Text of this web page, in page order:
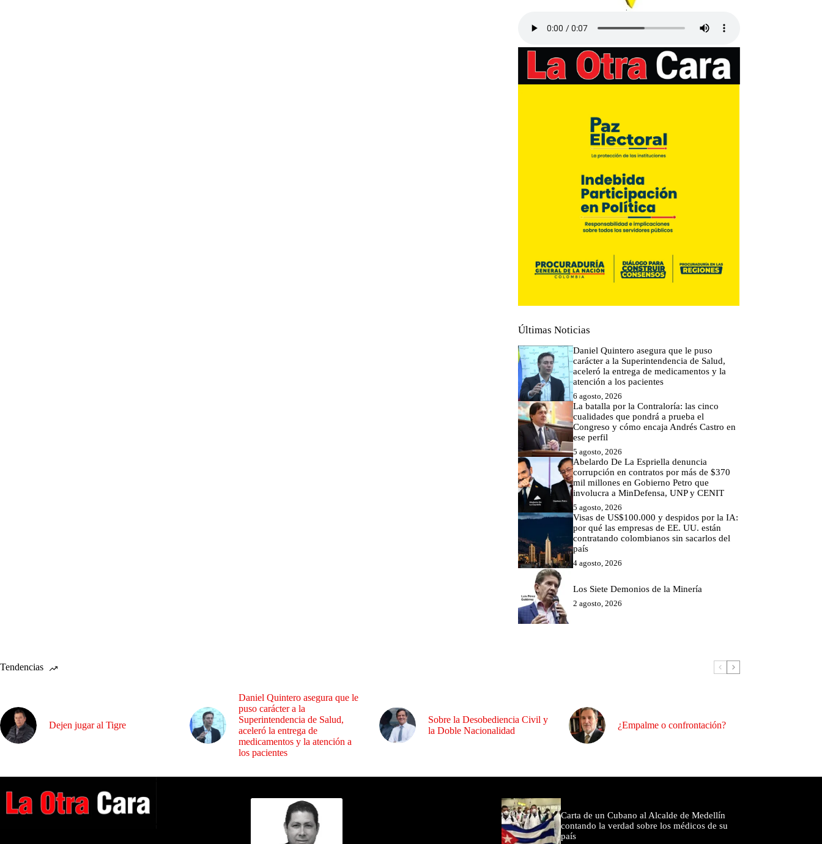
Últimas Noticias
Daniel Quintero asegura que le puso
carácter a la Superintendencia de Salud,
aceleró la entrega de medicamentos y la
atención a los pacientes
6 agosto, 2026
La batalla por la Contraloría: las cinco
cualidades que pondrá a prueba el
Congreso y cómo encaja Andrés Castro en
ese perfil
5 agosto, 2026
Abelardo De La Espriella denuncia
corrupción en contratos por más de $370
mil millones en Gobierno Petro que
involucra a MinDefensa, UNP y CENIT
5 agosto, 2026
Visas de US$100.000 y despidos por la IA:
por qué las empresas de EE. UU. están
contratando colombianos sin sacarlos del
país
4 agosto, 2026
Los Siete Demonios de la Minería
2 agosto, 2026
Tendencias
Dejen jugar al Tigre
Daniel Quintero asegura que le
puso carácter a la
Superintendencia de Salud,
aceleró la entrega de
medicamentos y la atención a
los pacientes
Sobre la Desobediencia Civil y
la Doble Nacionalidad
¿Empalme o confrontación?
Carta de un Cubano al Alcalde de Medellín
contando la verdad sobre los médicos de su
país